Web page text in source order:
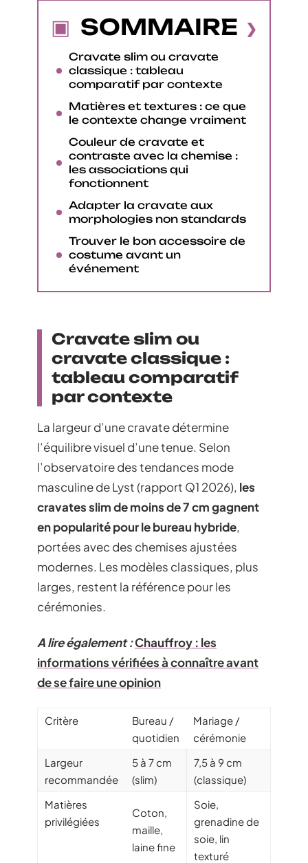
SOMMAIRE
Cravate slim ou cravate
classique : tableau
comparatif par contexte
Matières et textures : ce que
le contexte change vraiment
Couleur de cravate et
contraste avec la chemise :
les associations qui
fonctionnent
Adapter la cravate aux
morphologies non standards
Trouver le bon accessoire de
costume avant un
événement
Cravate slim ou
cravate classique :
tableau comparatif
par contexte
La largeur d’une cravate détermine
l’équilibre visuel d’une tenue. Selon
l’observatoire des tendances mode
masculine de Lyst (rapport Q1 2026), les
cravates slim de moins de 7 cm gagnent
en popularité pour le bureau hybride,
portées avec des chemises ajustées
modernes. Les modèles classiques, plus
larges, restent la référence pour les
cérémonies.
A lire également :Chauffroy : les
informations vérifiées à connaître avant
de se faire une opinion
Critère
Bureau /
quotidien
Mariage /
cérémonie
Largeur
recommandée
5 à 7 cm
(slim)
7,5 à 9 cm
(classique)
Matières
privilégiées
Coton,
maille,
laine fine
Soie,
grenadine de
soie, lin
texturé